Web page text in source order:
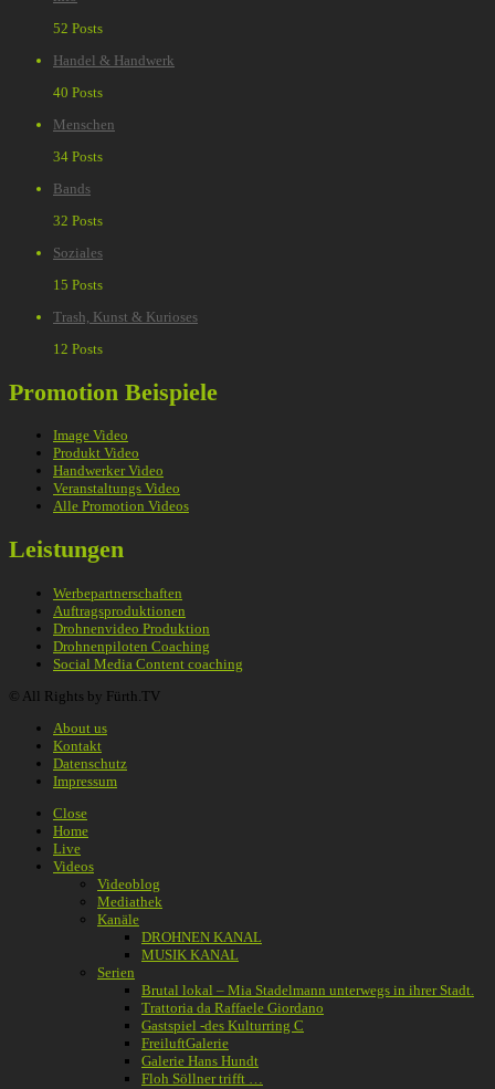
52 Posts
Handel & Handwerk
40 Posts
Menschen
34 Posts
Bands
32 Posts
Soziales
15 Posts
Trash, Kunst & Kurioses
12 Posts
Promotion Beispiele
Image Video
Produkt Video
Handwerker Video
Veranstaltungs Video
Alle Promotion Videos
Leistungen
Werbepartnerschaften
Auftragsproduktionen
Drohnenvideo Produktion
Drohnenpiloten Coaching
Social Media Content coaching
© All Rights by Fürth.TV
About us
Kontakt
Datenschutz
Impressum
Close
Home
Live
Videos
Videoblog
Mediathek
Kanäle
DROHNEN KANAL
MUSIK KANAL
Serien
Brutal lokal – Mia Stadelmann unterwegs in ihrer Stadt.
Trattoria da Raffaele Giordano
Gastspiel -des Kulturring C
FreiluftGalerie
Galerie Hans Hundt
Floh Söllner trifft …